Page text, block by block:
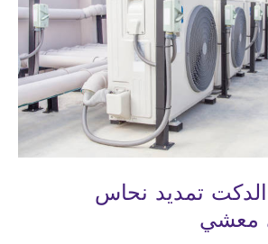
تمديد نحاس
معشي